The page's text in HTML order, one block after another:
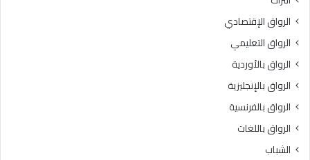
الرواق الإقتصادي
الرواق التعليمي
الرواق بالأوردية
الرواق بالإنجليزية
الرواق بالفرنسية
الرواق باللغات
الشباب